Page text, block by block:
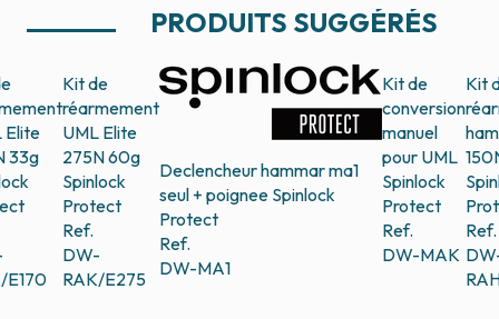
PRODUITS SUGGÉRÉS
Elite
33g
E170
Kit de
réarmement
UML Elite
275N 60g
Spinlock
Protect
Ref.
DW-
RAK/E275
Declencheur hammar ma1
seul + poignee Spinlock
Protect
Ref.
DW-MA1
Kit de
conversion
manuel
pour UML
Spinlock
Protect
Ref.
DW-MAK
Kit
Ref.